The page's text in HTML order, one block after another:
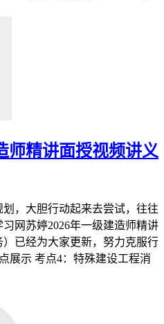
师精讲面授视频讲义
，大胆行动起来去尝试，往往
网苏婷2026年一级建造师精讲
已经为大家更新，努力克服行
展示 考点4：特殊建设工程消